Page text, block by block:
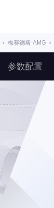
＞ 梅赛德斯-AMG ＞
参数配置